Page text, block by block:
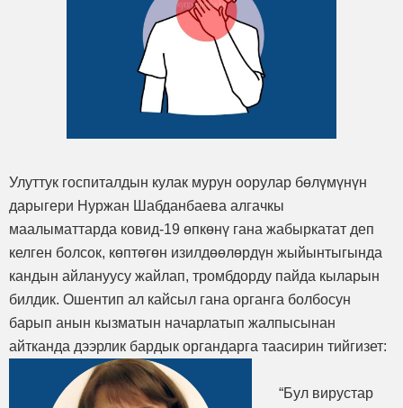
Улуттук госпиталдын кулак мурун оорулар бөлүмүнүн
дарыгери Нуржан Шабданбаева алгачкы
маалыматтарда ковид-19 өпкөнү гана жабыркатат деп
келген болсок, көптөгөн изилдөөлөрдүн жыйынтыгында
кандын айлануусу жайлап, тромбдорду пайда кыларын
билдик. Ошентип ал кайсыл гана органга болбосун
барып анын кызматын начарлатып жалпысынан
айтканда дээрлик бардык органдарга таасирин тийгизет:
“Бул вирустар